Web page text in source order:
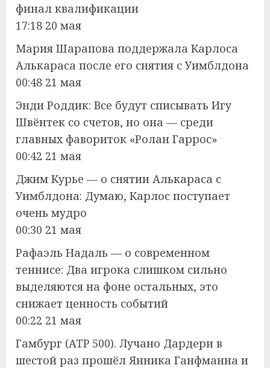
финал квалификации
17:18 20 мая
Мария Шарапова поддержала Карлоса
Алькараса после его снятия с Уимблдона
00:48 21 мая
Энди Роддик: Все будут списывать Игу
Швёнтек со счетов, но она — среди
главных фавориток «Ролан Гаррос»
00:42 21 мая
Джим Курье — о снятии Алькараса с
Уимблдона: Думаю, Карлос поступает
очень мудро
00:30 21 мая
Рафаэль Надаль — о современном
теннисе: Два игрока слишком сильно
выделяются на фоне остальных, это
снижает ценность событий
00:22 21 мая
Гамбург (ATP 500). Лучано Дардери в
шестой раз прошёл Янника Ганфманна и